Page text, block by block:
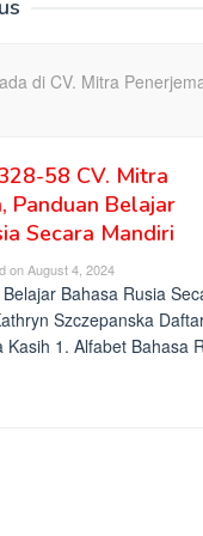
di CV. Mitra
58 CV. Mitra
Panduan Belajar
Secara Mandiri
onAugust 4, 2024
Bahasa Rusia
Szczepanska
Kasih 1. Alfabet Bahasa